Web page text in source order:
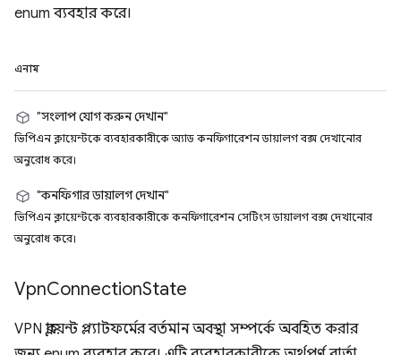
enum ব্যবহার করে।
এনাম
"সংলাপ যোগ করুন দেখান"
ভিপিএন ক্লায়েন্টকে ব্যবহারকারীকে অ্যাড কনফিগারেশন ডায়ালগ বক্স দেখানোর
অনুরোধ করে।
"কনফিগার ডায়ালগ দেখান"
ভিপিএন ক্লায়েন্টকে ব্যবহারকারীকে কনফিগারেশন সেটিংস ডায়ালগ বক্স দেখানোর
অনুরোধ করে।
VpnConnectionState
VPN ক্লায়েন্ট প্ল্যাটফর্মের বর্তমান অবস্থা সম্পর্কে অবহিত করার